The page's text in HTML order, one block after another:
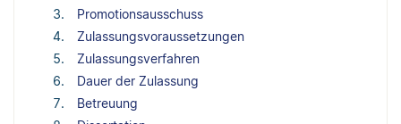
Promotionsausschuss
Zulassungsvoraussetzungen
Zulassungsverfahren
Dauer der Zulassung
Betreuung